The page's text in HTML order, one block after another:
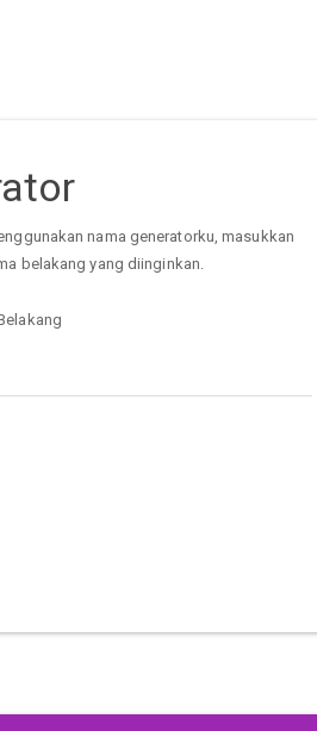
nama generatorku, masukkan
belakang yang diinginkan.